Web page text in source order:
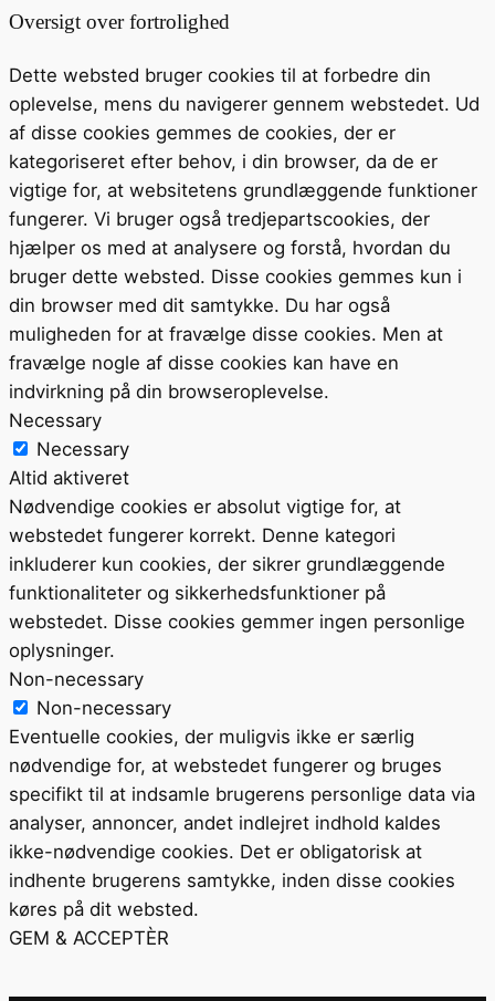
Oversigt over fortrolighed
Dette websted bruger cookies til at forbedre din
oplevelse, mens du navigerer gennem webstedet. Ud
af disse cookies gemmes de cookies, der er
kategoriseret efter behov, i din browser, da de er
vigtige for, at websitetens grundlæggende funktioner
fungerer. Vi bruger også tredjepartscookies, der
hjælper os med at analysere og forstå, hvordan du
bruger dette websted. Disse cookies gemmes kun i
din browser med dit samtykke. Du har også
muligheden for at fravælge disse cookies. Men at
fravælge nogle af disse cookies kan have en
indvirkning på din browseroplevelse.
Necessary
Necessary
Altid aktiveret
Nødvendige cookies er absolut vigtige for, at
webstedet fungerer korrekt. Denne kategori
inkluderer kun cookies, der sikrer grundlæggende
funktionaliteter og sikkerhedsfunktioner på
webstedet. Disse cookies gemmer ingen personlige
oplysninger.
Non-necessary
Non-necessary
Eventuelle cookies, der muligvis ikke er særlig
nødvendige for, at webstedet fungerer og bruges
specifikt til at indsamle brugerens personlige data via
analyser, annoncer, andet indlejret indhold kaldes
ikke-nødvendige cookies. Det er obligatorisk at
indhente brugerens samtykke, inden disse cookies
køres på dit websted.
GEM & ACCEPTÈR